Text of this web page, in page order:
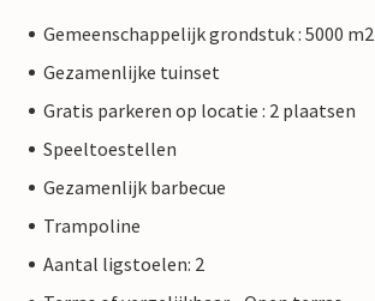
Gemeenschappelijk grondstuk : 5000 m2
Gezamenlijke tuinset
Gratis parkeren op locatie : 2 plaatsen
Speeltoestellen
Gezamenlijk barbecue
Trampoline
Aantal ligstoelen: 2